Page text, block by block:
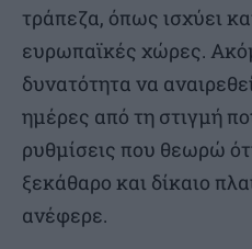
τράπεζα, όπως ισχύει
ευρωπαϊκές χώρες.
δυνατότητα να
ημέρες από τη στιγμή
ρυθμίσεις που θεωρώ
ξεκάθαρο και δίκαιο
ανέφερε.